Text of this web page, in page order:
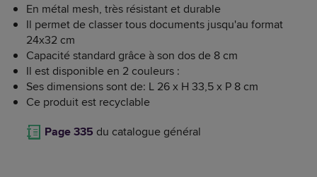
En métal mesh, très résistant et durable
Il permet de classer tous documents jusqu'au format
24x32 cm
Capacité standard grâce à son dos de 8 cm
Il est disponible en 2 couleurs :
Ses dimensions sont de: L 26 x H 33,5 x P 8 cm
Ce produit est recyclable
Page 335 du catalogue général